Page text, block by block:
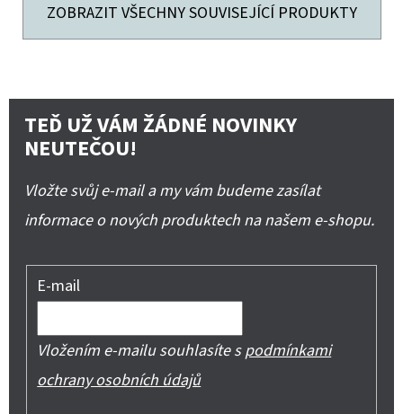
ZOBRAZIT VŠECHNY SOUVISEJÍCÍ PRODUKTY
TEĎ UŽ VÁM ŽÁDNÉ NOVINKY
NEUTEČOU!
Vložte svůj e-mail a my vám budeme zasílat
informace o nových produktech na našem e-shopu.
E-mail
Vložením e-mailu souhlasíte spodmínkami
ochrany osobních údajů